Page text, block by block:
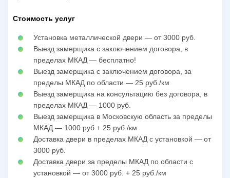
Стоимость услуг
Установка металлической двери — от 3000 руб.
Выезд замерщика с заключением договора, в
пределах МКАД — бесплатно!
Выезд замерщика с заключением договора, за
пределы МКАД по области — 25 руб./км
Выезд замерщика на консультацию без договора, в
пределах МКАД — 1000 руб.
Выезд замерщика в Московскую область за пределы
МКАД — 1000 руб + 25 руб./км
Доставка двери в пределах МКАД с установкой — от
3000 руб.
Доставка двери за пределы МКАД по области с
установкой — от 3000 руб. + 25 руб./км